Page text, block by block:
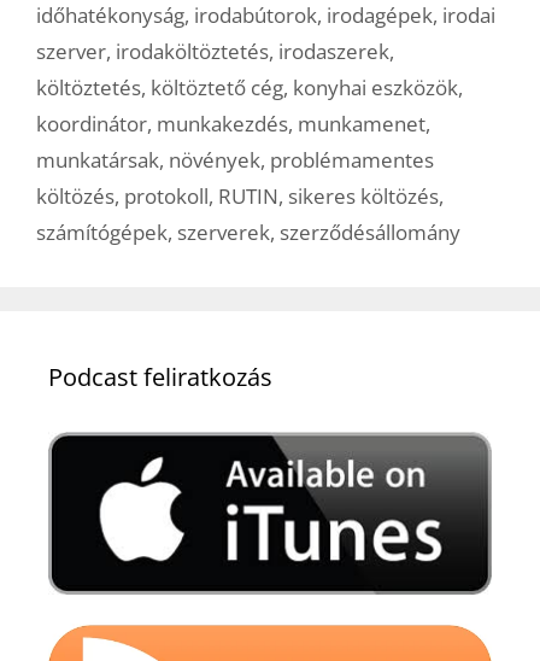
időhatékonyság, irodabútorok, irodagépek, irodai
szerver, irodaköltöztetés, irodaszerek,
költöztetés, költöztető cég, konyhai eszközök,
koordinátor, munkakezdés, munkamenet,
munkatársak, növények, problémamentes
költözés, protokoll, RUTIN, sikeres költözés,
számítógépek, szerverek, szerződésállomány
Podcast feliratkozás